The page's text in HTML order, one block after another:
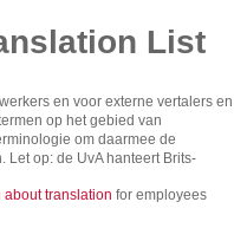
List
en voor externe vertalers en
op het gebied van
om daarmee de
op: de UvA hanteert Brits-
about translation for employees